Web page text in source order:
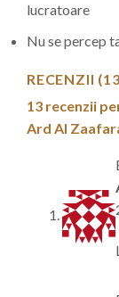
lucratoare
Nu se percep
RECENZII
13 recenzii
Ard Al